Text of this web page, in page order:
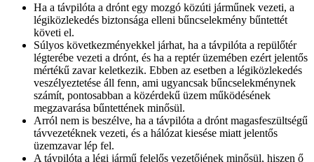
Ha a távpilóta a drónt egy mozgó közúti járműnek vezeti, a
légiközlekedés biztonsága elleni bűncselekmény bűntettét
követi el.
Súlyos következményekkel járhat, ha a távpilóta a repülőtér
légterébe vezeti a drónt, és ha a reptér üzemében ezért jelentős
mértékű zavar keletkezik. Ebben az esetben a légiközlekedés
veszélyeztetése áll fenn, ami ugyancsak bűncselekménynek
számít, pontosabban a közérdekű üzem működésének
megzavarása bűntettének minősül.
Arról nem is beszélve, ha a távpilóta a drónt magasfeszültségű
távvezetéknek vezeti, és a hálózat kiesése miatt jelentős
üzemzavar lép fel.
A távpilóta a légi jármű felelős vezetőjének minősül, hiszen ő